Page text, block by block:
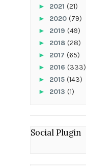
► 2021 (21)
► 2020 (79)
► 2019 (49)
► 2018 (28)
► 2017 (65)
► 2016 (333)
► 2015 (143)
► 2013 (1)
Social Plugin